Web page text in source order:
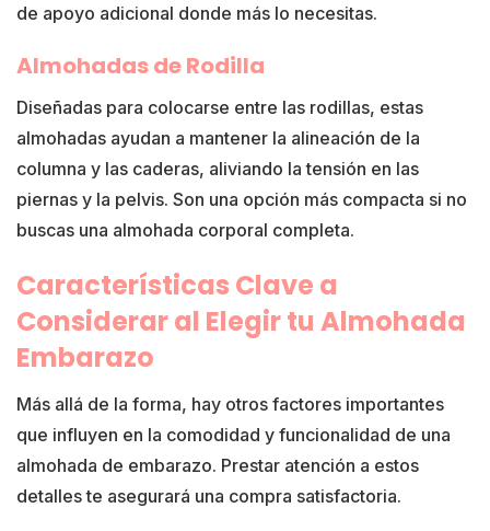
de apoyo adicional donde más lo necesitas.
Almohadas de Rodilla
Diseñadas para colocarse entre las rodillas, estas
almohadas ayudan a mantener la alineación de la
columna y las caderas, aliviando la tensión en las
piernas y la pelvis. Son una opción más compacta si no
buscas una almohada corporal completa.
Características Clave a
Considerar al Elegir tu Almohada
Embarazo
Más allá de la forma, hay otros factores importantes
que influyen en la comodidad y funcionalidad de una
almohada de embarazo. Prestar atención a estos
detalles te asegurará una compra satisfactoria.